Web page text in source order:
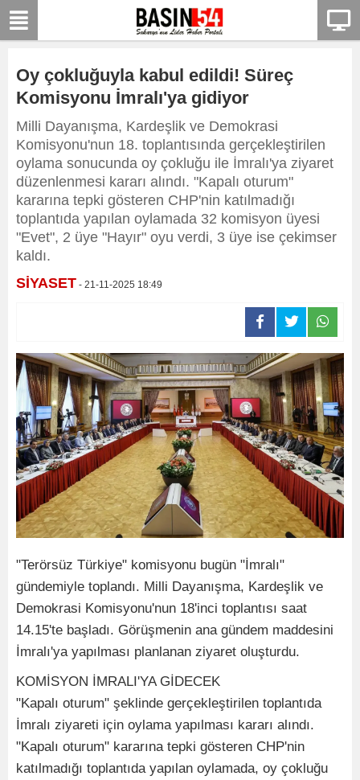
Oy çokluğuyla kabul edildi! Süreç
Komisyonu İmralı'ya gidiyor
Milli Dayanışma, Kardeşlik ve Demokrasi
Komisyonu'nun 18. toplantısında gerçekleştirilen
oylama sonucunda oy çokluğu ile İmralı'ya ziyaret
düzenlenmesi kararı alındı. "Kapalı oturum"
kararına tepki gösteren CHP'nin katılmadığı
toplantıda yapılan oylamada 32 komisyon üyesi
"Evet", 2 üye "Hayır" oyu verdi, 3 üye ise çekimser
kaldı.
SİYASET - 21-11-2025 18:49
"Terörsüz Türkiye" komisyonu bugün "İmralı"
gündemiyle toplandı. Milli Dayanışma, Kardeşlik ve
Demokrasi Komisyonu'nun 18'inci toplantısı saat
14.15'te başladı. Görüşmenin ana gündem maddesini
İmralı'ya yapılması planlanan ziyaret oluşturdu.
KOMİSYON İMRALI'YA GİDECEK
"Kapalı oturum" şeklinde gerçekleştirilen toplantıda
İmralı ziyareti için oylama yapılması kararı alındı.
"Kapalı oturum" kararına tepki gösteren CHP'nin
katılmadığı toplantıda yapılan oylamada, oy çokluğu